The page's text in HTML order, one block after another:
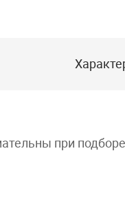
при